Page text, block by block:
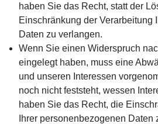
haben Sie das Recht, statt der
Einschränkung der Verarbeitung
Daten zu verlangen.
Wenn Sie einen Widerspruch
eingelegt haben, muss eine
und unseren Interessen
noch nicht feststeht, wessen
haben Sie das Recht, die
Ihrer personenbezogenen Daten